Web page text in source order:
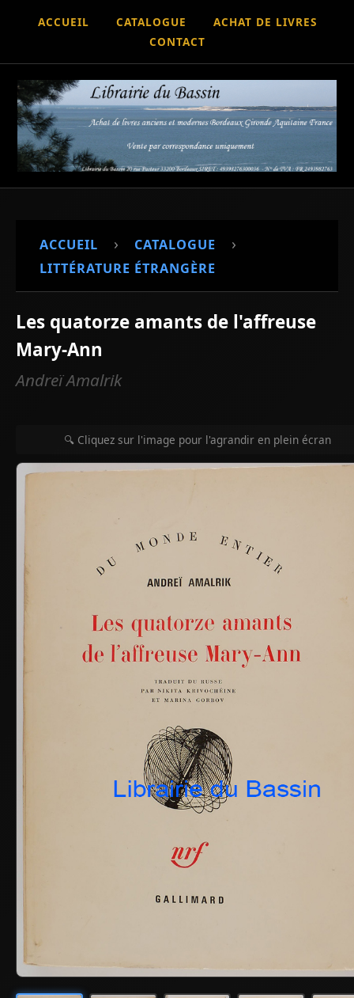
ACCUEIL CATALOGUE
ACHAT DE LIVRES
CONTACT
ACCUEIL › CATALOGUE ›
LITTÉRATURE ÉTRANGÈRE
Les quatorze amants de l'affreuse
Mary-Ann
Andreï Amalrik
🔍 Cliquez sur l'image pour l'agrandir en plein écran